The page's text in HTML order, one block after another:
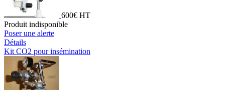
600€ HT
Produit indisponible
Poser une alerte
Détails
Kit CO2 pour insémination